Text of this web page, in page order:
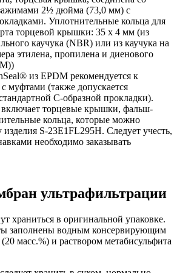
2½ дюйма (73,0 мм) с
Уплотнительные кольца для
торцевой крышки: 35 x 4 мм (из
каучука (NBR) или из каучука на
этилена, пропилена и диенового
из EPDM рекомендуется к
муфтами (также допускается
C-образной прокладки).
торцевые крышки, фальш-
кольца, которые можно
изделия S-23E1FL295H. Следует учесть,
необходимо заказывать
ультрафильтрации
храниться в оригинальной упаковке.
заполнены водным консервирующим
масс.%) и раствором метабисульфита